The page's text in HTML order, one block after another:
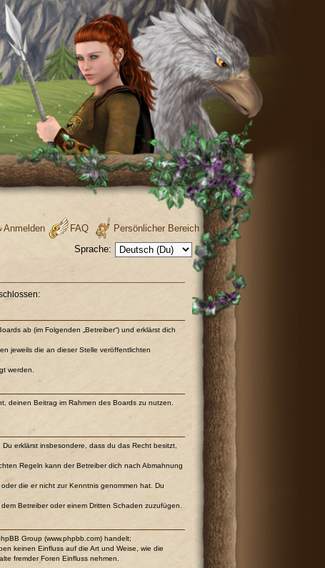
Persönlicher Bereich
FAQ
Anmelden
Sprache:
ab (im Folgenden „Betreiber“) und erklärst dich
jeweils die an dieser Stelle veröffentlichten
werden.
deinen Beitrag im Rahmen des Boards zu nutzen.
erklärst insbesondere, dass du das Recht besitzt,
Regeln kann der Betreiber dich nach Abmahnung
die er nicht zur Kenntnis genommen hat. Du
Betreiber oder einem Dritten Schaden zuzufügen.
Group (www.phpbb.com) handelt;
keinen Einfluss auf die Art und Weise, wie die
fremder Foren Einfluss nehmen.